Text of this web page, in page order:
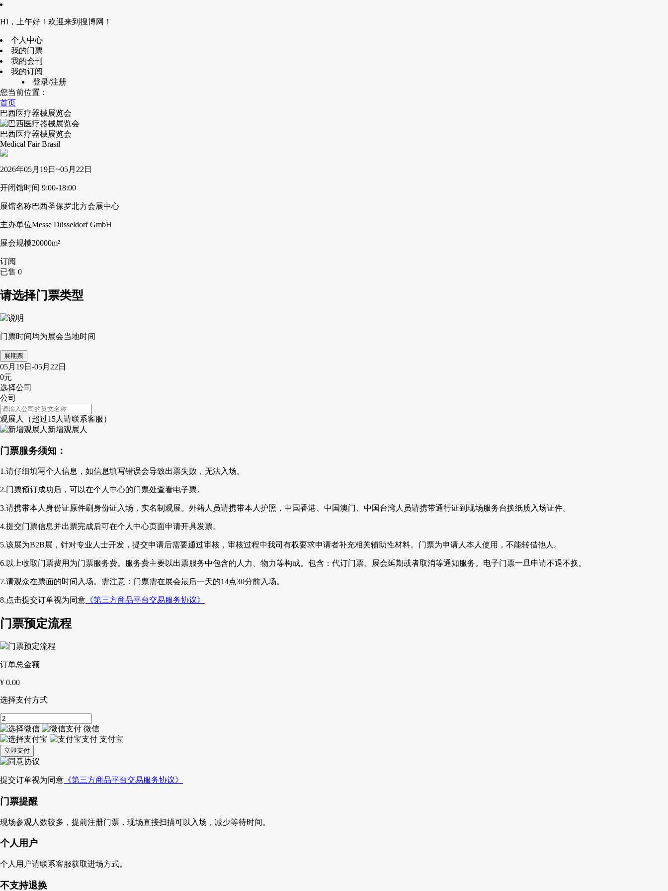
HI，上午好！欢迎来到搜博网！
个人中心
我的门票
我的会刊
我的订阅
登录/注册
您当前位置：
首页
巴西医疗器械展览会
巴西医疗器械展览会
Medical Fair Brasil
2026年05月19日~05月22日
开闭馆时间 9:00-18:00
展馆名称巴西圣保罗北方会展中心
主办单位Messe Düsseldorf GmbH
展会规模20000m²
订阅
已售 0
请选择门票类型
门票时间均为展会当地时间
展期票
05月19日-05月22日
0元
选择公司
公司
观展人
（超过15人请联系客服）
新增观展人
门票服务须知：
1.请仔细填写个人信息，如信息填写错误会导致出票失败，无法入场。
2.门票预订成功后，可以在个人中心的门票处查看电子票。
3.请携带本人身份证原件刷身份证入场，实名制观展。外籍人员请携带本人护照，中国香港、中国澳门、中国台湾人员请携带通行证到现场服务台换纸质入场证件。
4.提交门票信息并出票完成后可在个人中心页面申请开具发票。
5.该展为B2B展，针对专业人士开发，提交申请后需要通过审核，审核过程中我司有权要求申请者补充相关辅助性材料。门票为申请人本人使用，不能转借他人。
6.以上收取门票费用为门票服务费。服务费主要以出票服务中包含的人力、物力等构成。包含：代订门票、展会延期或者取消等通知服务。 电子门票一旦申请不退不换。
7.请观众在票面的时间入场。需注意： 门票需在展会最后一天的14点30分前入场。
8.点击提交订单视为同意 《第三方商品平台交易服务协议》
门票预定流程
订单总金额
¥ 0.00
选择支付方式
微信
支付宝
立即支付
提交订单视为同意 《第三方商品平台交易服务协议》
门票提醒
现场参观人数较多，提前注册门票，现场直接扫描可以入场，减少等待时间。
个人用户
个人用户请联系客服获取进场方式。
不支持退换